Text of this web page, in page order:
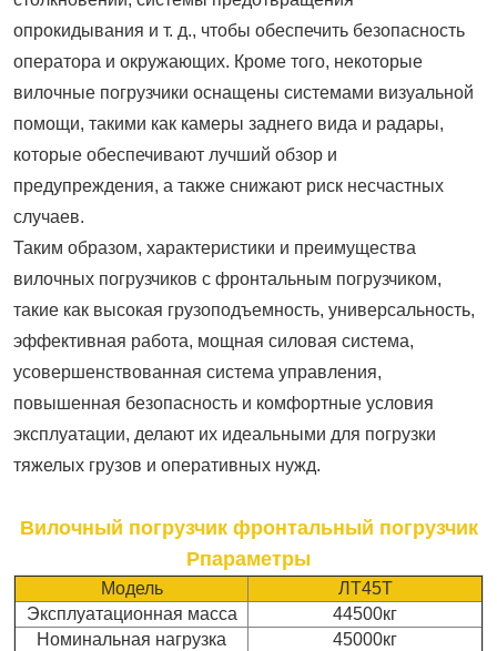
опрокидывания и т. д., чтобы обеспечить безопасность
оператора и окружающих. Кроме того, некоторые
вилочные погрузчики оснащены системами визуальной
помощи, такими как камеры заднего вида и радары,
которые обеспечивают лучший обзор и
предупреждения, а также снижают риск несчастных
случаев.
Таким образом, характеристики и преимущества
вилочных погрузчиков с фронтальным погрузчиком,
такие как высокая грузоподъемность, универсальность,
эффективная работа, мощная силовая система,
усовершенствованная система управления,
повышенная безопасность и комфортные условия
эксплуатации, делают их идеальными для погрузки
тяжелых грузов и оперативных нужд.
Вилочный погрузчик фронтальный погрузчик
Pпараметры
Модель
ЛТ45Т
Эксплуатационная масса
44500кг
Номинальная нагрузка
45000кг